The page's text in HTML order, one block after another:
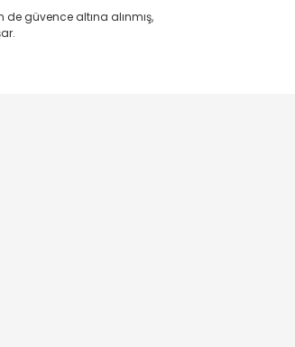
güvence altına alınmış,